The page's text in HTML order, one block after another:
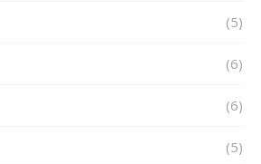
(5)
(6)
(6)
(5)